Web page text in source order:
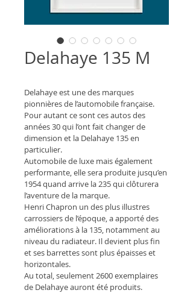
Delahaye 135 M
Delahaye est une des marques
pionnières de l’automobile française.
Pour autant ce sont ces autos des
années 30 qui l’ont fait changer de
dimension et la Delahaye 135 en
particulier.
Automobile de luxe mais également
performante, elle sera produite jusqu’en
1954 quand arrive la 235 qui clôturera
l’aventure de la marque.
Henri Chapron un des plus illustres
carrossiers de l’époque, a apporté des
améliorations à la 135, notamment au
niveau du radiateur. Il devient plus fin
et ses barrettes sont plus épaisses et
horizontales.
Au total, seulement 2600 exemplaires
de Delahaye auront été produits.